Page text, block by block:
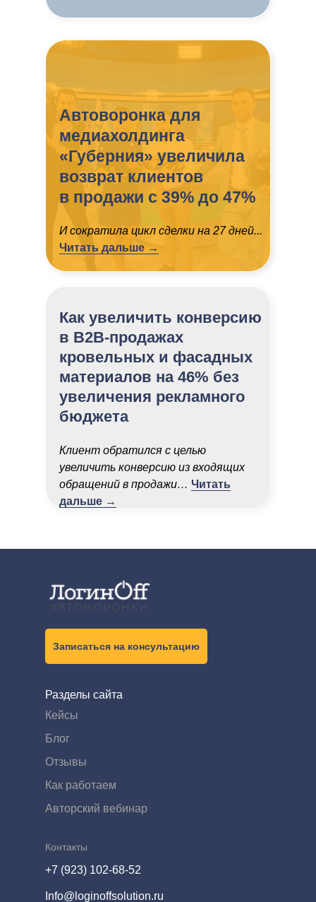
Автоворонка для
медиахолдинга
«Губерния» увеличила
возврат клиентов
в продажи с 39% до 47%
И сократила цикл сделки на 27 дней...
Читать дальше →
Как увеличить конверсию
в B2B-продажах
кровельных и фасадных
материалов на 46% без
увеличения рекламного
бюджета
Клиент обратился с целью
увеличить конверсию из входящих
обращений в продажи… Читать
дальше →
Записаться на консультацию
Разделы сайта
Info@loginoffsolution.ru
+7 (923) 102-68-52
Контакты
Как работаем
Авторский вебинар
Отзывы
Блог
Кейсы